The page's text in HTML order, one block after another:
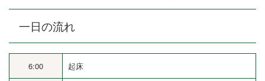
一日の流れ
6:00 起床